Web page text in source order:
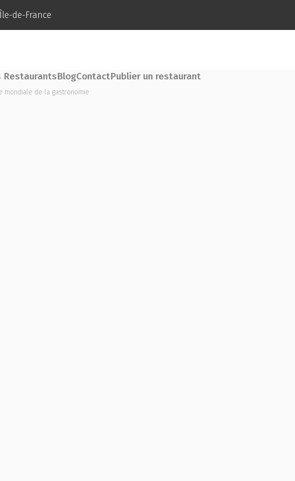
de-France
RestaurantsBlogContactPublier un restaurant
mondiale de la gastronomie